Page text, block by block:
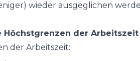
wieder ausgeglichen
Höchstgrenzen der
der Arbeitszeit: